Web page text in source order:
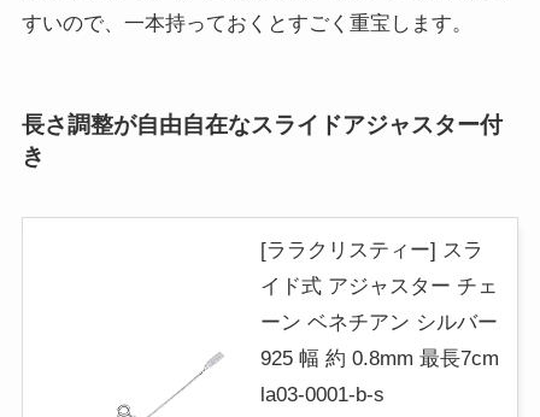
すいので、一本持っておくとすごく重宝します。
長さ調整が自由自在なスライドアジャスター付
き
[ララクリスティー] スラ
イド式 アジャスター チェ
ーン ベネチアン シルバー
925 幅 約 0.8mm 最長7cm
la03-0001-b-s